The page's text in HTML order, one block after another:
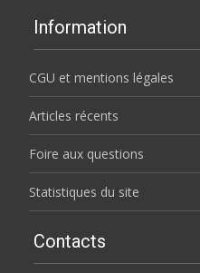
Information
CGU et mentions légales
Articles récents
Foire aux questions
Statistiques du site
Contacts